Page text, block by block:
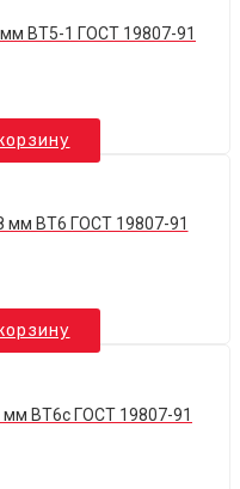
ВТ5-1 ГОСТ 19807-91
мм ВТ6 ГОСТ 19807-91
мм ВТ6с ГОСТ 19807-91